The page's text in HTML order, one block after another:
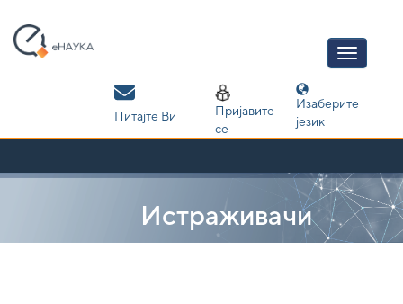
navigation
Питајте Ви
Пријавите
се
Изаберите
језик
Истраживачи